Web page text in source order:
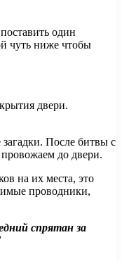
один
чуть ниже чтобы
двери.
После битвы с
до двери.
на их места, это
проводники,
спрятан за